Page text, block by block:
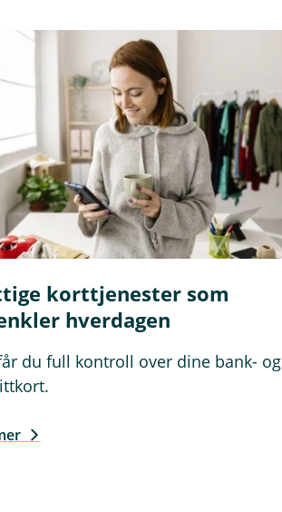
korttjenester som
hverdagen
du full kontroll over dine bank- og